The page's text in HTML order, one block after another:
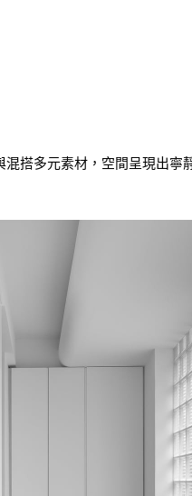
搭多元素材，空間呈現出寧